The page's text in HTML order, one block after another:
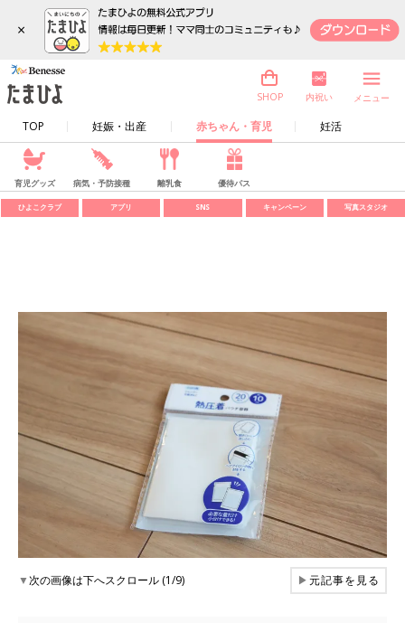
×
TOP 妊娠・出産 赤ちゃん・育児 妊活
SHOP 内祝い メニュー
育児グッズ 病気・予防接種 離乳食 優待パス
ひよこクラブ アプリ SNS キャンペーン 写真スタジオ
▼次の画像は下へスクロール (1/9) ▶元記事を見る